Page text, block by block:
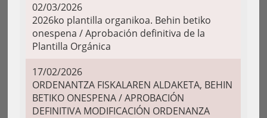
02/03/2026
2026ko plantilla organikoa. Behin betiko
onespena / Aprobación definitiva de la
Plantilla Orgánica
17/02/2026
ORDENANTZA FISKALAREN ALDAKETA, BEHIN
BETIKO ONESPENA / APROBACIÓN
DEFINITIVA MODIFICACIÓN ORDENANZA